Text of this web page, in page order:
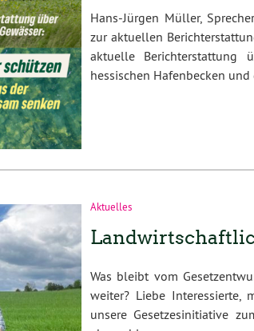
Hans-Jürgen Müller,
zur aktuellen
aktuelle Berichterstattung
hessischen Hafenbecken
Aktuelles
Was bleibt vom
weiter? Liebe Interessierte,
unsere Gesetzesinitiative